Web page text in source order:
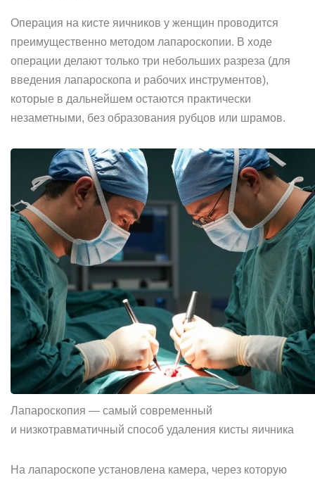
Операция на кисте яичников у женщин проводится
преимущественно методом лапароскопии. В ходе
операции делают только три небольших разреза (для
введения лапароскопа и рабочих инструментов),
которые в дальнейшем остаются практически
незаметными, без образования рубцов или шрамов.
Лапароскопия — самый современный
и низкотравматичный способ удаления кисты яичника
На лапароскопе установлена камера, через которую